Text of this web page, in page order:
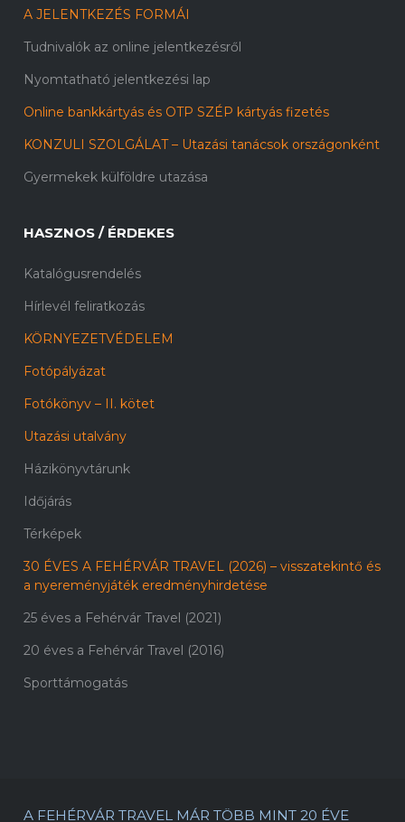
A JELENTKEZÉS FORMÁI
Tudnivalók az online jelentkezésről
Nyomtatható jelentkezési lap
Online bankkártyás és OTP SZÉP kártyás fizetés
KONZULI SZOLGÁLAT – Utazási tanácsok országonként
Gyermekek külföldre utazása
HASZNOS / ÉRDEKES
Katalógusrendelés
Hírlevél feliratkozás
KÖRNYEZETVÉDELEM
Fotópályázat
Fotókönyv – II. kötet
Utazási utalvány
Házikönyvtárunk
Időjárás
Térképek
30 ÉVES A FEHÉRVÁR TRAVEL (2026) – visszatekintő és
a nyereményjáték eredményhirdetése
25 éves a Fehérvár Travel (2021)
20 éves a Fehérvár Travel (2016)
Sporttámogatás
A FEHÉRVÁR TRAVEL MÁR TÖBB MINT 20 ÉVE